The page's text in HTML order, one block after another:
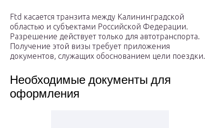
Ftd касается транзита между Калининградской
областью и субъектами Российской Федерации.
Разрешение действует только для автотранспорта.
Получение этой визы требует приложения
документов, служащих обоснованием цели поездки.
Необходимые документы для
оформления